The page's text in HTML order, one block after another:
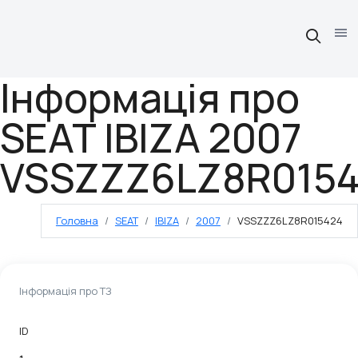
Інформація про
SEAT IBIZA 2007
Головна SEAT IBIZA 2007 VSSZZZ6LZ8R015424
Інформація про ТЗ
ID